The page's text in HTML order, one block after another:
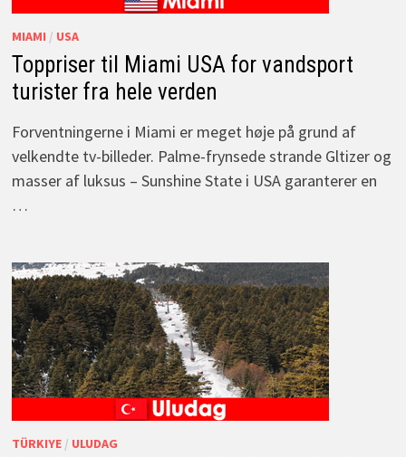
MIAMI / USA
Toppriser til Miami USA for vandsport
turister fra hele verden
Forventningerne i Miami er meget høje på grund af
velkendte tv-billeder. Palme-frynsede strande Gltizer og
masser af luksus – Sunshine State i USA garanterer en
…
TÜRKIYE/ ULUDAG